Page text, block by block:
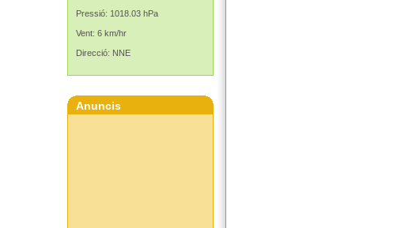
Pressió: 1018.03 hPa
Vent: 6 km/hr
Direcció: NNE
Anuncis